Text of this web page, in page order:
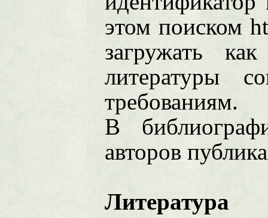
этом поиском
загружать
литературы
требованиям.
В
авторов
Литература